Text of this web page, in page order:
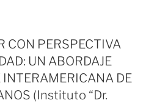
CON PERSPECTIVA
UN ABORDAJE
INTERAMERICANA DE
(Instituto “Dr.